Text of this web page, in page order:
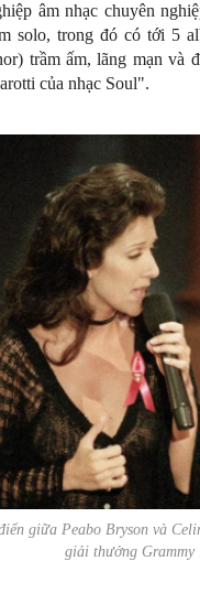
âm nhạc chuyên
solo, trong đó có tới 5
trầm ấm, lãng mạn
của nhạc Soul".
giữa Peabo Bryson và
giải thưởng